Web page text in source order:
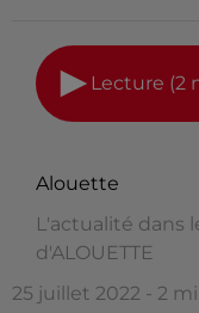
Lecture (2
Alouette
L'actualité dans
d'ALOUETTE
25 juillet 2022 - 2